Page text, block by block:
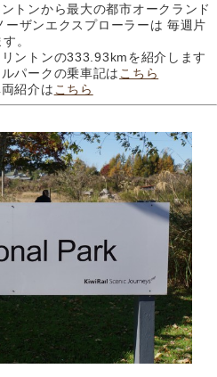
トンから最大の都市オークランド
ザンエクスプローラーは 毎週片
。
ントンの333.93kmを紹介します
パークの乗車記は こちら
紹介は こちら